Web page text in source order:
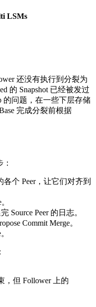
LSMs
还没有执行到分裂为
的 Snapshot 已经被发过
的问题，在一些下层存储
完成分裂前根据
各个 Peer，让它们对齐到
Source Peer 的日志。
Commit Merge。
，但 Follower 上的